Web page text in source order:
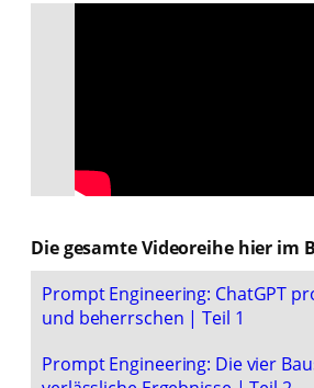
Die gesamte Videoreihe hier im
Prompt Engineering: ChatGPT
und beherrschen | Teil 1
Prompt Engineering: Die vier